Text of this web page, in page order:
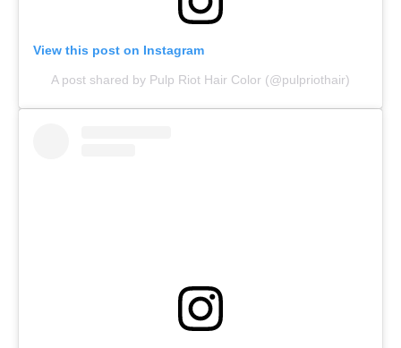
View this post on Instagram
A post shared by Pulp Riot Hair Color (@pulpriothair)